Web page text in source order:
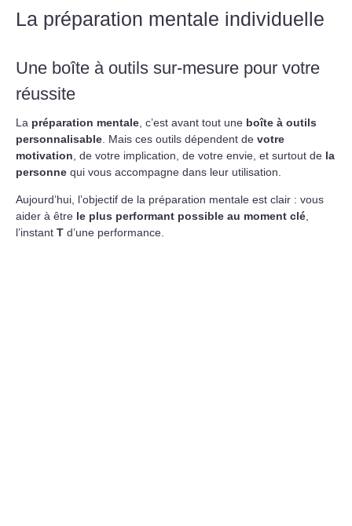
La préparation mentale individuelle
Une boîte à outils sur-mesure pour votre
réussite
La préparation mentale , c’est avant tout une boîte à outils
personnalisable . Mais ces outils dépendent de votre
motivation , de votre implication, de votre envie, et surtout de la
personne qui vous accompagne dans leur utilisation.
Aujourd’hui, l’objectif de la préparation mentale est clair : vous
aider à être le plus performant possible au moment clé,
l’instant T d’une performance.